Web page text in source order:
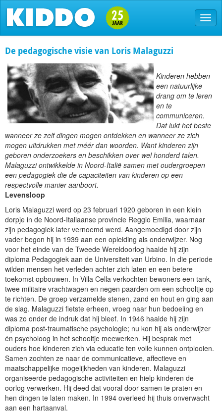
De pedagogische visie van Loris Malaguzzi
Kinderen hebben
een natuurlijke
drang om te leren
en te
communiceren.
Dat lukt het beste
wanneer ze zelf dingen mogen ontdekken en wanneer ze zich
mogen uitdrukken met méér dan woorden. Want kinderen zijn
geboren onderzoekers en beschikken over wel honderd talen.
Malaguzzi ontwikkelde in Noord-Italië samen met oudergroepen
een pedagogiek die de capaciteiten van kinderen op een
respectvolle manier aanboort.
Levensloop
Loris Malaguzzi werd op 23 februari 1920 geboren in een klein
dorpje in de Noord-Italiaanse provincie Reggio Emilia, waarnaar
zijn pedagogiek later vernoemd werd. Aangemoedigd door zijn
vader begon hij in 1939 aan een opleiding als onderwijzer. Nog
voor het einde van de Tweede Wereldoorlog haalde hij zijn
diploma Pedagogiek aan de Universiteit van Urbino. In die periode
wilden mensen het verleden achter zich laten en een betere
toekomst opbouwen. In Villa Cella verkochten bewoners een tank,
twee militaire vrachtwagen en negen paarden om een schooltje op
te richten. De groep verzamelde stenen, zand en hout en ging aan
de slag. Malaguzzi fietste erheen, vroeg naar hun bedoeling en
was zo onder de indruk dat hij bleef. In 1946 haalde hij zijn
diploma post-traumatische psychologie; nu kon hij als onderwijzer
én psycholoog in het schooltje meewerken. Hij besprak met
ouders hoe kinderen zich via educatie ten volle kunnen ontplooien.
Samen zochten ze naar de communicatieve, affectieve en
maatschappelijke mogelijkheden van kinderen. Malaguzzi
organiseerde pedagogische activiteiten en hielp kinderen de
oorlog verwerken. Hij deed dat vooral door samen te praten en
hen dingen te laten maken. In 1994 overleed hij thuis onverwacht
aan een hartaanval.